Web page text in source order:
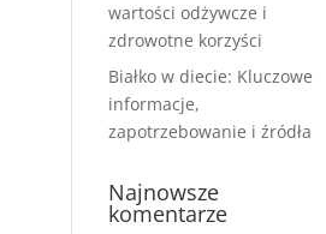
wartości odżywcze i
zdrowotne korzyści
Białko w diecie: Kluczowe
informacje,
zapotrzebowanie i źródła
Najnowsze
komentarze